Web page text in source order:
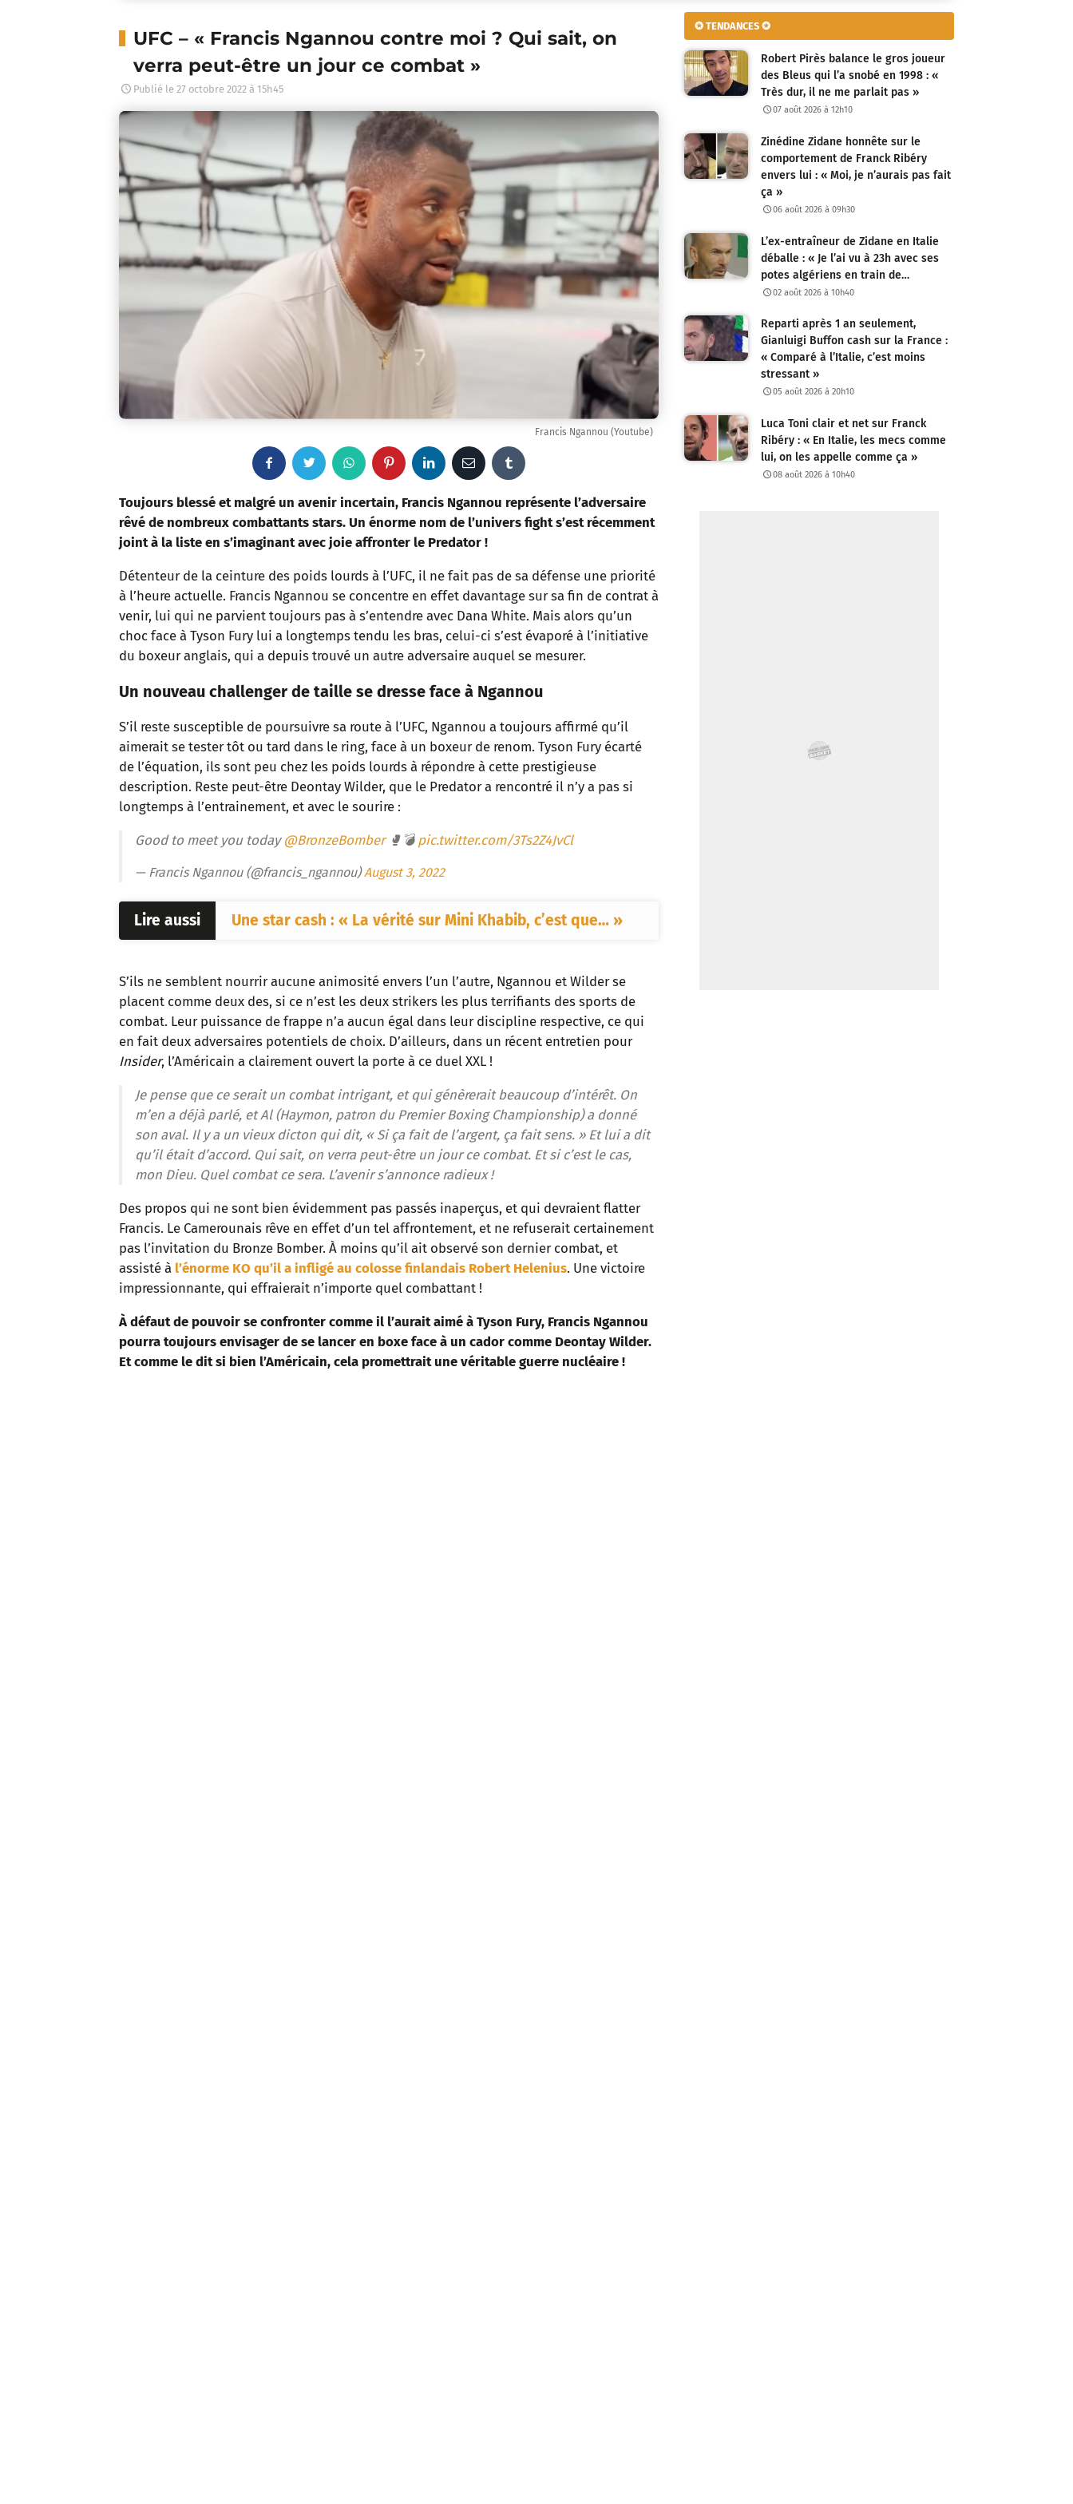
UFC – « Francis Ngannou contre moi ? Qui sait, on
verra peut-être un jour ce combat »
Publié le 27 octobre 2022 à 15h45
Francis Ngannou (Youtube)
c
b
o
k
i
t
r
W
a
s
p
p
P
n
e
e
s
t
n
e
I
n
E
a
l
m
l
r
Toujours blessé et malgré un avenir incertain, Francis Ngannou représente l’adversaire
rêvé de nombreux combattants stars. Un énorme nom de l’univers fight s’est récemment
joint à la liste en s’imaginant avec joie affronter le Predator !
Détenteur de la ceinture des poids lourds à l’UFC, il ne fait pas de sa défense une priorité
à l’heure actuelle. Francis Ngannou se concentre en effet davantage sur sa fin de contrat à
venir, lui qui ne parvient toujours pas à s’entendre avec Dana White. Mais alors qu’un
choc face à Tyson Fury lui a longtemps tendu les bras, celui-ci s’est évaporé à l’initiative
du boxeur anglais, qui a depuis trouvé un autre adversaire auquel se mesurer.
Un nouveau challenger de taille se dresse face à Ngannou
S’il reste susceptible de poursuivre sa route à l’UFC, Ngannou a toujours affirmé qu’il
aimerait se tester tôt ou tard dans le ring, face à un boxeur de renom. Tyson Fury écarté
de l’équation, ils sont peu chez les poids lourds à répondre à cette prestigieuse
description. Reste peut-être Deontay Wilder, que le Predator a rencontré il n’y a pas si
longtemps à l’entrainement, et avec le sourire :
Good to meet you today @BronzeBomber🥊💣 pic.twitter.com/3Ts2Z4JvCl
— Francis Ngannou (@francis_ngannou)August 3, 2022
Lire aussi Une star cash : « La vérité sur Mini Khabib, c’est que… »
S’ils ne semblent nourrir aucune animosité envers l’un l’autre, Ngannou et Wilder se
placent comme deux des, si ce n’est les deux strikers les plus terrifiants des sports de
combat. Leur puissance de frappe n’a aucun égal dans leur discipline respective, ce qui
en fait deux adversaires potentiels de choix. D’ailleurs, dans un récent entretien pour
Insider, l’Américain a clairement ouvert la porte à ce duel XXL !
Je pense que ce serait un combat intrigant, et qui génèrerait beaucoup d’intérêt. On
m’en a déjà parlé, et Al (Haymon, patron du Premier Boxing Championship) a donné
son aval. Il y a un vieux dicton qui dit, « Si ça fait de l’argent, ça fait sens. » Et lui a dit
qu’il était d’accord. Qui sait, on verra peut-être un jour ce combat. Et si c’est le cas,
mon Dieu. Quel combat ce sera. L’avenir s’annonce radieux !
Des propos qui ne sont bien évidemment pas passés inaperçus, et qui devraient flatter
Francis. Le Camerounais rêve en effet d’un tel affrontement, et ne refuserait certainement
pas l’invitation du Bronze Bomber. À moins qu’il ait observé son dernier combat, et
assisté à l’énorme KO qu’il a infligé au colosse finlandais Robert Helenius. Une victoire
impressionnante, qui effraierait n’importe quel combattant !
À défaut de pouvoir se confronter comme il l’aurait aimé à Tyson Fury, Francis Ngannou
pourra toujours envisager de se lancer en boxe face à un cador comme Deontay Wilder.
Et comme le dit si bien l’Américain, cela promettrait une véritable guerre nucléaire !
✪ TENDANCES ✪
Robert Pirès balance le gros joueur
des Bleus qui l’a snobé en 1998 : «
Très dur, il ne me parlait pas »
07 août 2026 à 12h10
Zinédine Zidane honnête sur le
comportement de Franck Ribéry
envers lui : « Moi, je n’aurais pas fait
ça »
06 août 2026 à 09h30
L’ex-entraîneur de Zidane en Italie
déballe : « Je l’ai vu à 23h avec ses
potes algériens en train de…
02 août 2026 à 10h40
Reparti après 1 an seulement,
Gianluigi Buffon cash sur la France :
« Comparé à l’Italie, c’est moins
stressant »
05 août 2026 à 20h10
Luca Toni clair et net sur Franck
Ribéry : « En Italie, les mecs comme
lui, on les appelle comme ça »
08 août 2026 à 10h40